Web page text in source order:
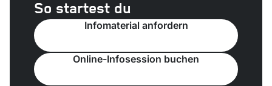
So startest du
Infomaterial anfordern
Online-Infosession buchen